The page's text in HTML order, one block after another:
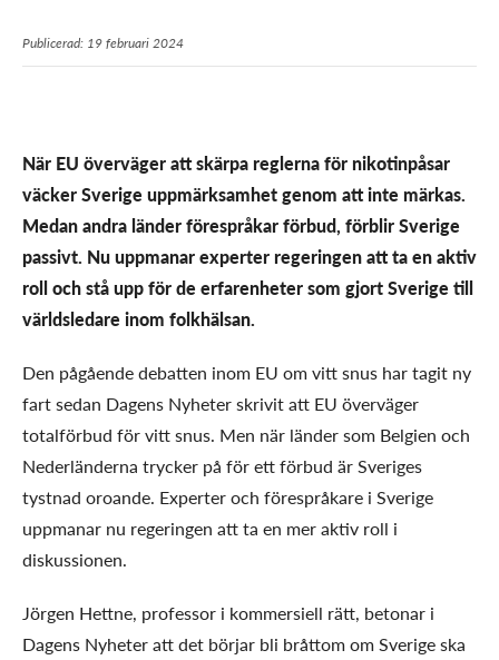
Publicerad: 19 februari 2024
När EU överväger att skärpa reglerna för nikotinpåsar
väcker Sverige uppmärksamhet genom att inte märkas.
Medan andra länder förespråkar förbud, förblir Sverige
passivt. Nu uppmanar experter regeringen att ta en aktiv
roll och stå upp för de erfarenheter som gjort Sverige till
världsledare inom folkhälsan.
Den pågående debatten inom EU om vitt snus har tagit ny
fart sedan Dagens Nyheter skrivit att EU överväger
totalförbud för vitt snus. Men när länder som Belgien och
Nederländerna trycker på för ett förbud är Sveriges
tystnad oroande. Experter och förespråkare i Sverige
uppmanar nu regeringen att ta en mer aktiv roll i
diskussionen.
Jörgen Hettne, professor i kommersiell rätt, betonar i
Dagens Nyheter att det börjar bli bråttom om Sverige ska